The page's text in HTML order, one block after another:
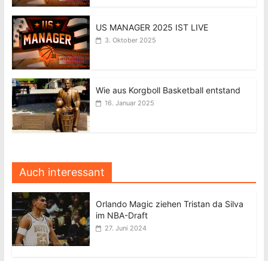
US MANAGER 2025 IST LIVE
3. Oktober 2025
Wie aus Korgboll Basketball entstand
16. Januar 2025
Auch interessant
Orlando Magic ziehen Tristan da Silva
im NBA-Draft
27. Juni 2024